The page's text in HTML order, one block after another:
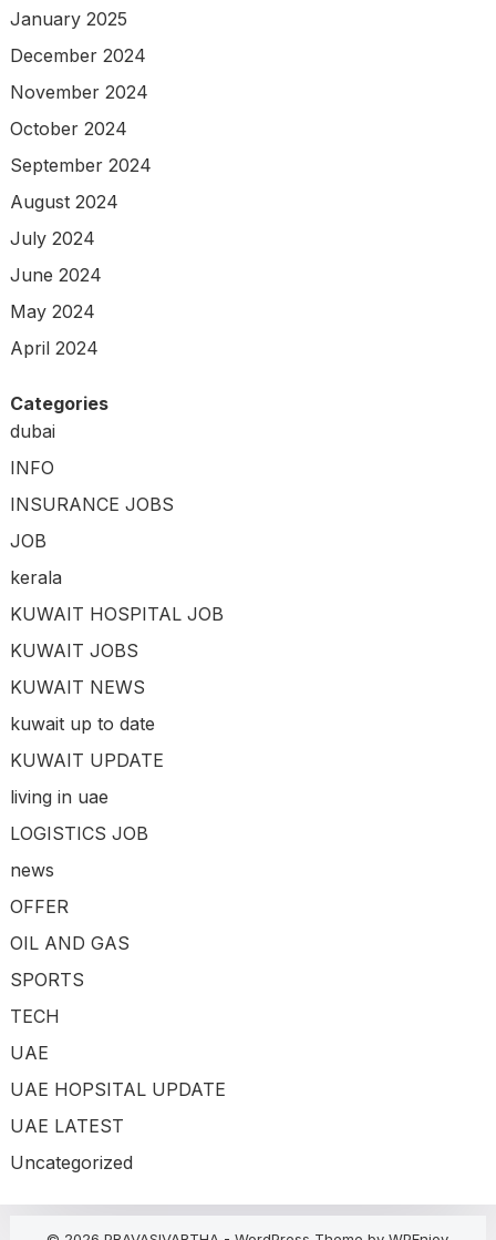
January 2025
December 2024
November 2024
October 2024
September 2024
August 2024
July 2024
June 2024
May 2024
April 2024
Categories
dubai
INFO
INSURANCE JOBS
JOB
kerala
KUWAIT HOSPITAL JOB
KUWAIT JOBS
KUWAIT NEWS
kuwait up to date
KUWAIT UPDATE
living in uae
LOGISTICS JOB
news
OFFER
OIL AND GAS
SPORTS
TECH
UAE
UAE HOPSITAL UPDATE
UAE LATEST
Uncategorized